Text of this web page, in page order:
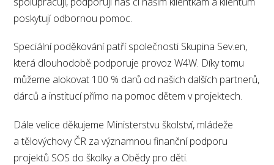
poskytují odbornou pomoc.
Speciální poděkování patří společnosti Skupina Sev.en,
která dlouhodobě podporuje provoz W4W. Díky tomu
můžeme alokovat 100 % darů od našich dalších partnerů,
dárců a institucí přímo na pomoc dětem v projektech.
Dále velice děkujeme Ministerstvu školství, mládeže
a tělovýchovy ČR za významnou finanční podporu
projektů SOS do školky a Obědy pro děti.